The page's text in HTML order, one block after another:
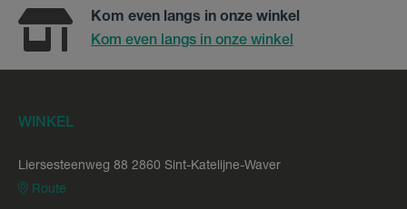
Kom even langs in onze winkel
Kom even langs in onze winkel
WINKEL
Liersesteenweg 88 2860 Sint-Katelijne-Waver
Route